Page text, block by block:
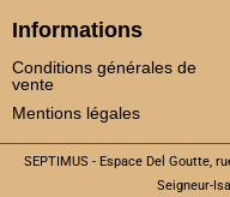
Informations
Conditions générales de
vente
Mentions légales
SEPTIMUS - Espace Del Goutte,
Seigneur-